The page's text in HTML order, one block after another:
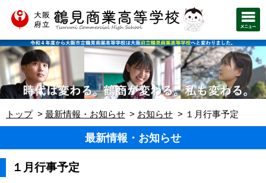
トップ 最新情報・お知らせ お知らせ １月行事予定
最新情報・お知らせ
１月行事予定